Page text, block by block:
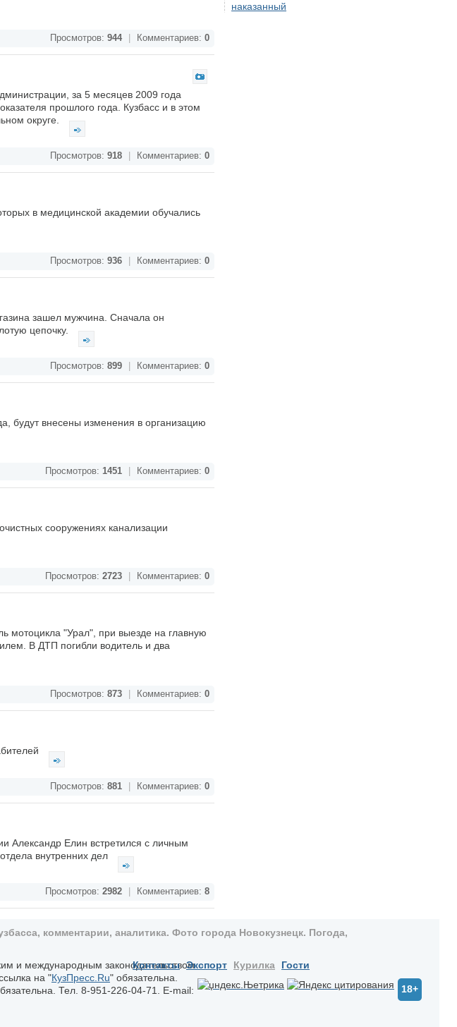
наказанный
Просмотров: 944 Комментариев: 0
за 5 месяцев 2009 года
прошлого года. Кузбасс и в этом
округе.
Просмотров: 918 Комментариев: 0
в медицинской академии обучались
Просмотров: 936 Комментариев: 0
зашел мужчина. Сначала он
цепочку.
Просмотров: 899 Комментариев: 0
будут внесены изменения в организацию
Просмотров: 1451 Комментариев: 0
сооружениях канализации
Просмотров: 2723 Комментариев: 0
мотоцикла "Урал", при выезде на главную
В ДТП погибли водитель и два
Просмотров: 873 Комментариев: 0
Просмотров: 881 Комментариев: 0
Александр Елин встретился с личным
внутренних дел
Просмотров: 2982 Комментариев: 8
комментарии, аналитика. Фото города Новокузнецк. Погода,
и международным законодательством
на "КузПресс.Ru" обязательна.
Тел. 8-951-226-04-71. E-mail:
Контакты Экспорт Курилка Гости
18+